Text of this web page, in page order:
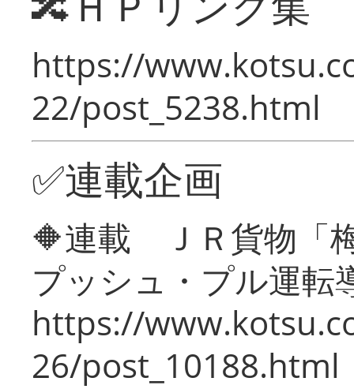
https://
22/post_5238.html
✅連載企画
🔶連載 ＪＲ貨物「
プッシュ・プル運転
https://
26/post_10188.html